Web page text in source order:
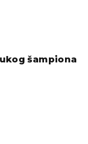
šampiona